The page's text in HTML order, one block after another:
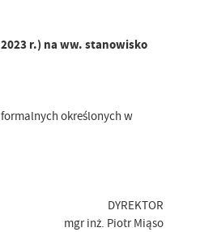
r.) na ww. stanowisko
określonych w
DYREKTOR
mgr inż. Piotr Miąso